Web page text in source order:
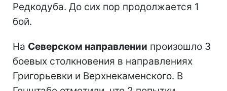
Редкодуба. До сих пор продолжается 1
бой.
На Северском направлении произошло 3
боевых столкновения в направлениях
Григорьевки и Верхнекаменского. В